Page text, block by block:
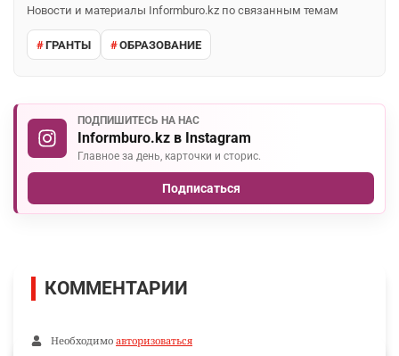
Новости и материалы Informburo.kz по связанным темам
ГРАНТЫ ОБРАЗОВАНИЕ
ПОДПИШИТЕСЬ НА НАС
Informburo.kz в Instagram
Главное за день, карточки и сторис.
Подписаться
КОММЕНТАРИИ
Необходимо авторизоваться